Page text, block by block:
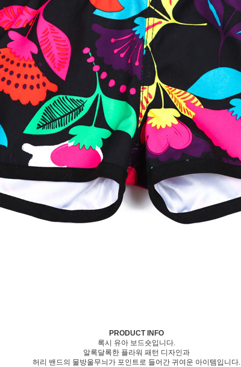
PRODUCT INFO
록시 유아 보드숏입니다.
알록달록한 플라워 패턴 디자인과
허리 밴드의 물방울무늬가 포인트로 들어간 귀여운 아이템입니다.